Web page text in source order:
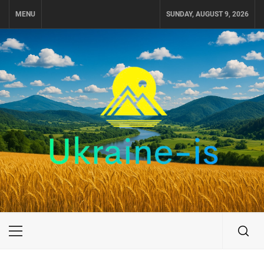
MENU SUNDAY, AUGUST 9, 2026
UKRAINE-IS
ПУТЕШЕСТВИЕ ПО УКРАИНЕ
Primary